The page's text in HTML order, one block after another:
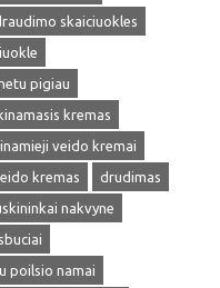
skaiciuokles
pigiau
kremas
veido kremai
kremas
drudimas
nakvyne
poilsio namai